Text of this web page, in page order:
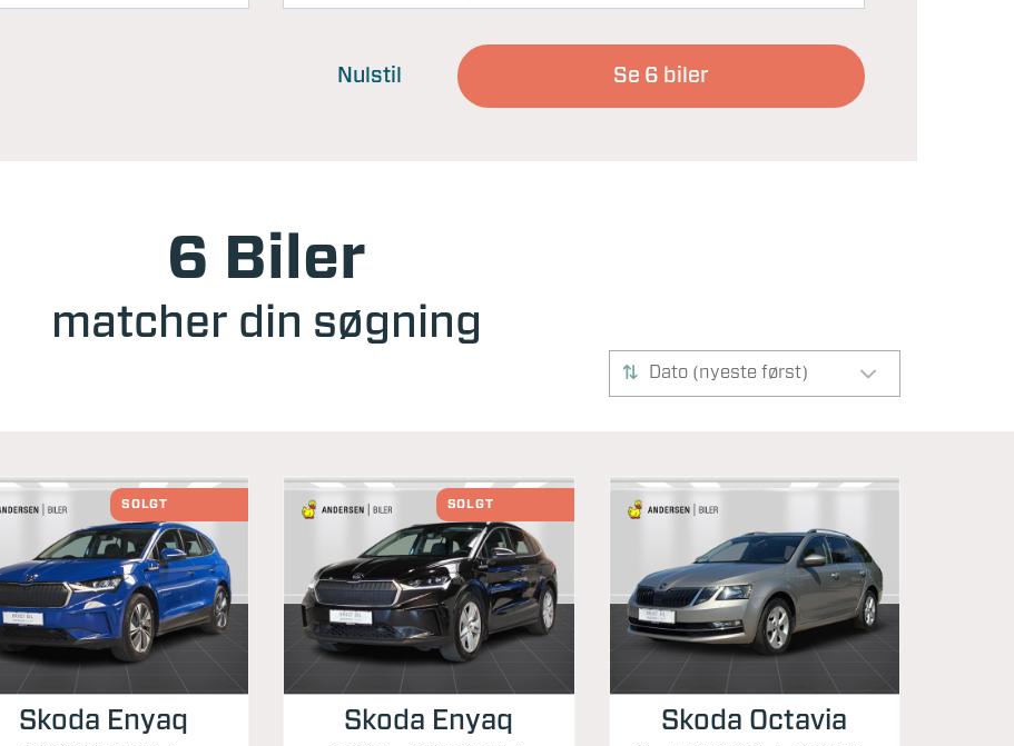
Nulstil Se 6 biler
6 Biler
matcher din søgning
Dato (nyeste først)
SOLGT
Skoda Enyaq
SOLGT
Skoda Enyaq Skoda Octavia